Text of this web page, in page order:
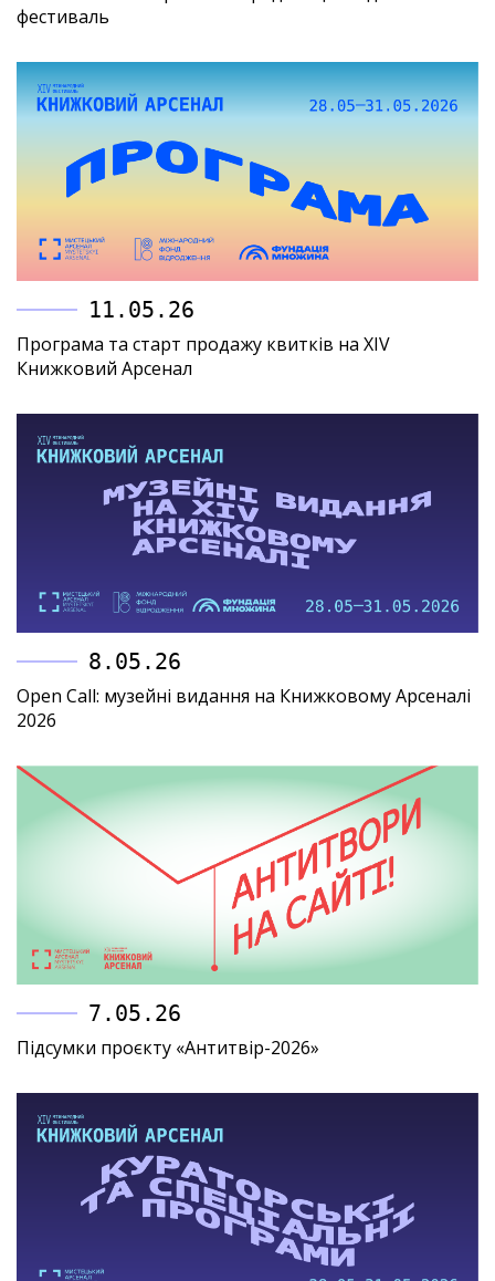
фестиваль
11.05.26
Програма та старт продажу квитків на XIV
Книжковий Арсенал
8.05.26
Open Call: музейні видання на Книжковому Арсеналі
2026
7.05.26
Підсумки проєкту «Антитвір-2026»